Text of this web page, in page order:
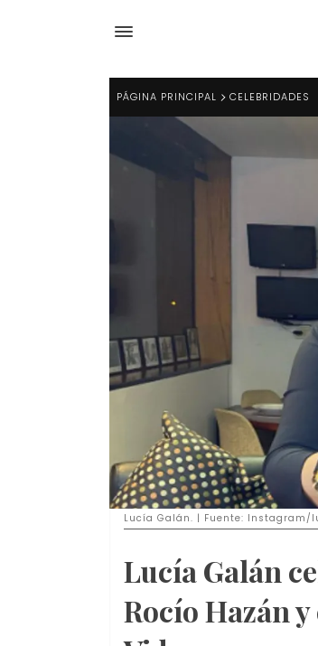
PÁGINA PRINCIPAL CELEBRIDADES
Lucía Galán. | Fuente: Instagram/
Lucía Galán
Rocío Hazán